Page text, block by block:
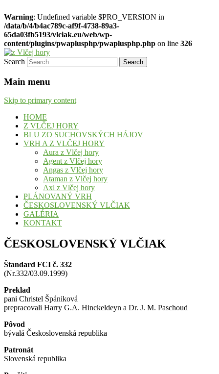
Warning: Undefined variable $PRO_VERSION in
/data/b/4/b4ac789c-af9f-4738-89a3-
65da03fb5193/vlciak.eu/web/wp-
content/plugins/pwaplusphp/pwaplusphp.php on line 326
z Vlčej hory
chovateľská stanica československých
vlčiakov
Search
Main menu
Skip to primary content
HOME
Z VLČEJ HORY
BLU ZO SUCHOVSKÝCH HÁJOV
VRH A Z VLČEJ HORY
Aura z Vlčej hory
Agent z Vlčej hory
Angas z Vlčej hory
Ataman z Vlčej hory
Axl z Vlčej hory
PLÁNOVANÝ VRH
ČESKOSLOVENSKÝ VLČIAK
GALÉRIA
KONTAKT
ČESKOSLOVENSKÝ VLČIAK
Štandard FCI č. 332
(Nr.332/03.09.1999)
Preklad
pani Christel Špániková
prepracovali Harry G.A. Hinckeldeyn a Dr. J. M. Paschoud
Pôvod
bývalá Československá republika
Patronát
Slovenská republika